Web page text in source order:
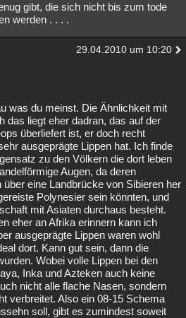
gibt, die sich nicht bis zum tode
werden . . . .
29.04.2010 um 10:20
was du meinst. Die Ähnlichkeit mit
das liegt eher dadran, das auf der
überliefert ist, er doch recht
ausgeprägte Lippen hat. Ich finde
zu den Völkern die dort leben
Augen, da deren
eine Landbrücke von Sibieren her
Polynesier sein könnten, und
mit Asiaten durchaus besteht.
eher an Afrika erinnern kann ich
ausgeprägte Lippen waren wohl
dort. Kann gut sein, dann die
Wobei volle Lippen bei den
Inka und Azteken auch keine
nicht alle flache Nasen, sondern
verbreitet. Also ein 08-15 Schema
soll, gibt es zumindest soweit